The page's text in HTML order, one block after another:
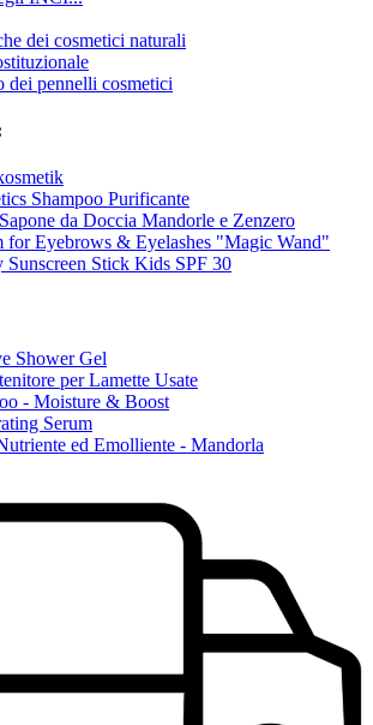
dei cosmetici naturali
dei pennelli cosmetici
Shampoo Purificante
da Doccia Mandorle e Zenzero
for Eyebrows & Eyelashes "Magic Wand"
Sunscreen Stick Kids SPF 30
Shower Gel
per Lamette Usate
- Moisture & Boost
Serum
ed Emolliente - Mandorla